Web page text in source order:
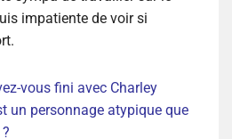
impatiente de voir si
vous fini avec Charley
un personnage atypique que